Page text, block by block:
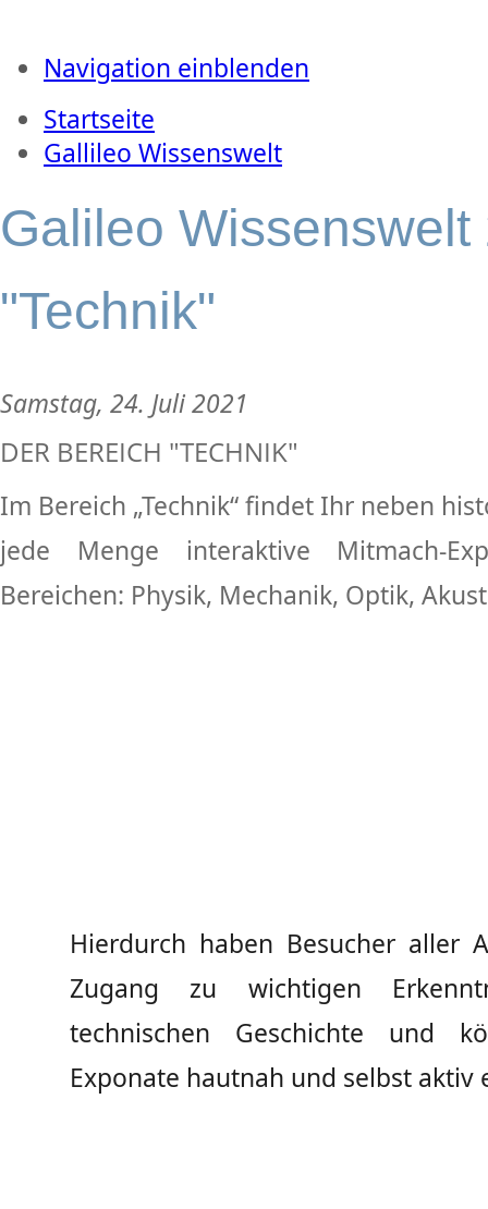
Navigation einblenden
Startseite
Gallileo Wissenswelt
Galileo Wissenswelt
"Technik"
Samstag, 24. Juli 2021
DER BEREICH "TECHNIK"
Im Bereich „Technik“ findet Ihr neben
jede Menge interaktive Mitmach-
Bereichen: Physik, Mechanik, Optik,
Hierdurch haben Besucher aller
Zugang zu wichtigen
technischen Geschichte und
Exponate hautnah und selbst aktiv